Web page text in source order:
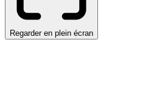
Regarder en plein écran